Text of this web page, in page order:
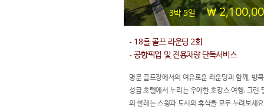
3박 5일
- 18홀 골프 라운딩 2회
- 공항픽업 및 전용차량 단독서비스
명문 골프장에서의 여유로운 라운딩과 함께, 방
성급 호텔에서 누리는 우아한 호캉스 여행. 그린
의 설레는 스윙과 도시의 휴식을 모두 누려보세